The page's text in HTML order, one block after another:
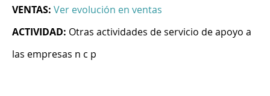
VENTAS: Ver evolución en ventas
ACTIVIDAD: Otras actividades de servicio de apoyo a
las empresas n c p